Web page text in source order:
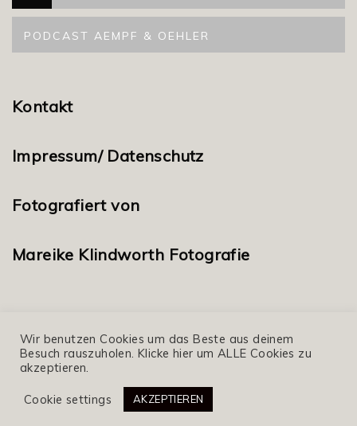
PODCAST AEMPF & OEHLER
Kontakt
Impressum/ Datenschutz
Fotografiert von
Mareike Klindworth Fotografie
© 2020 aempf magazin, nina kämpf
Wir benutzen Cookies um das Beste aus deinem
Besuch rauszuholen. Klicke hier um ALLE Cookies zu
akzeptieren.
Cookie settings AKZEPTIEREN